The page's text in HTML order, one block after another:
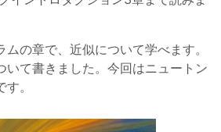
の章で、近似について学べます。
いて書きました。今回はニュートン
。